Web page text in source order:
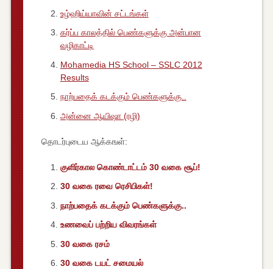
உழ்ஹிய்யாவின் சட்டங்கள்
கர்ப்ப காலத்தில் பெண்களுக்கு அன்பான
வழிகாட்டி
Mohamedia HS School – SSLC 2012
Results
நாற்பதைக் கடக்கும் பெண்களுக்கு..
அன்னை ஆயிஷா (ரழி)
தொடர்புடைய ஆக்கஙள்:
குளிர்கால கொண்டாட்டம் 30 வகை சூப்!
30 வகை ரவை ரெசிபிகள்!
நாற்பதைக் கடக்கும் பெண்களுக்கு..
உணவைப் பற்றிய விவரங்கள்
30 வகை ரசம்
30 வகை டயட் சமையல்